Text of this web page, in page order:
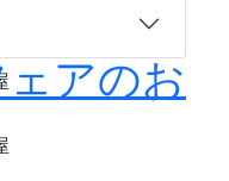
アのお